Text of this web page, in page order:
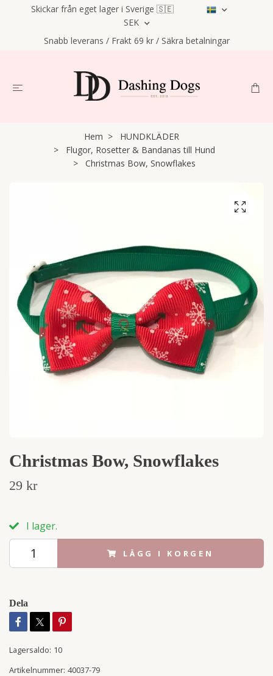
Skickar från eget lager i Sverige 🇸🇪
SEK
Snabb leverans / Frakt 69 kr / Säkra betalningar
Hem
HUNDKLÄDER
Flugor, Rosetter & Bandanas till Hund
Christmas Bow, Snowflakes
Christmas Bow, Snowflakes
29 kr
I lager.
LÄGG I KORGEN
Dela
Lagersaldo: 10
Artikelnummer: 40037-79